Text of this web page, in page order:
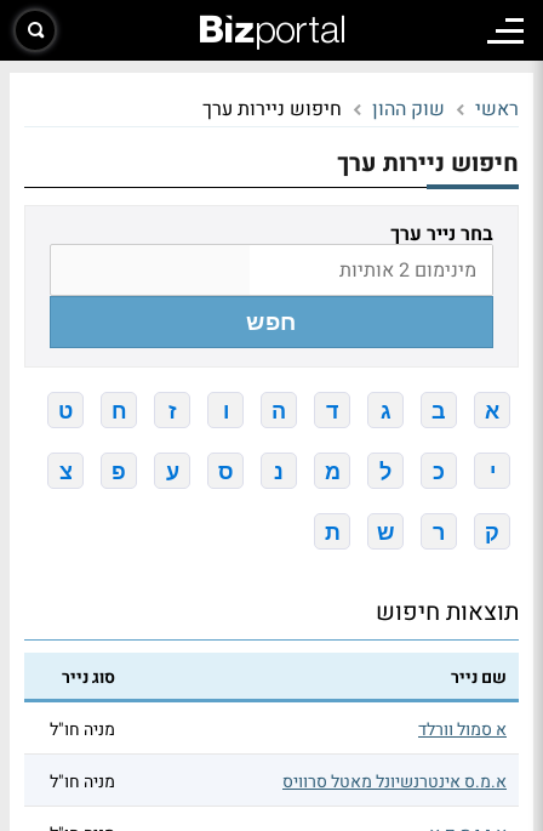
ראשי שוק ההון חיפוש ניירות ערך
חיפוש ניירות ערך
בחר נייר ערך
חפש
א ב ג ד ה ו ז ח ט
י כ ל מ נ ס ע פ צ
ק ר ש ת
תוצאות חיפוש
שם נייר סוג נייר
א סמול וורלד מניה חו"ל
א.מ.ס אינטרנשיונל מאטל סרוויס מניה חו"ל